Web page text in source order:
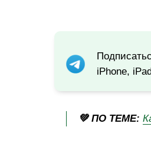
iPhone,
💚 ПО ТЕМЕ: